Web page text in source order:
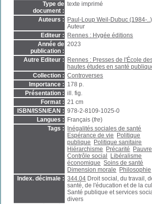
Type de
document :
texte imprimé
Auteurs : Paul-Loup Weil-Dubuc (1984-..)
Auteur
Editeur :
Rennes : Hygée éditions
Année de
publication :
2023
Autre Editeur :
Rennes : Presses de l'École
hautes études en santé
Collection : Controverses
Importance : 178 p.
Présentation : ill. fig.
Format : 21 cm
ISBN/ISSN/EAN : 978-2-8109-1025-0
Langues :
Français (fre)
Tags :
Inégalités sociales de santé
Espérance de vie
Politique
publique
Politique sanitaire
Hiérarchisme
Précarité
Contrôle social
Libéralisme
économique Soins de santé
Dimension morale
Philosophie
Index. décimale : 344.04 Droit social, du travail,
santé, de l'éducation et de la
Santé publique et services
divers